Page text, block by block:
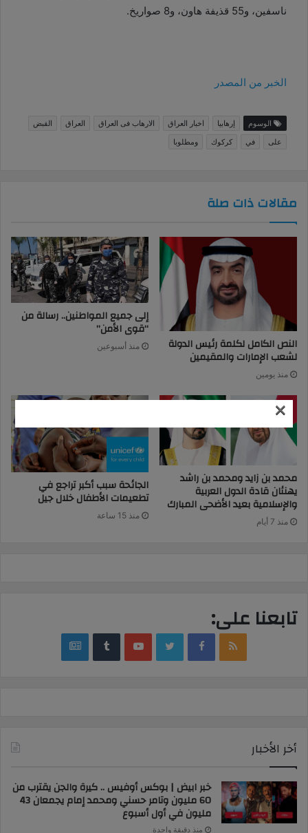
ناسفين، و55 قذيفة هاون، و8 صواريخ.
الخبر من المصدر
الوسوم إرهابيا اخبار العراق الارهاب فى العراق العراق
القبض
على
في كركوك ومطلوبا
مقالات ذات صلة
النص الكامل لكلمة رئيس الدولة
لشعب الإمارات والمقيمين
منذ يومين
إلى جميع المواطنين.. رسالة من
“قوى الأمن”
منذ أسبوعين
محمد بن زايد ومحمد بن راشد
يهنئان قادة الدول العربية
والإسلامية بعيد الأضحى المبارك
منذ 7 أيام
الجائحة سبب أكبر تراجع في
تطعيمات الأطفال خلال جيل
منذ 15 ساعة
تابعنا على:
RSS
Facebook
Twitter
YouTube
‏Tumblr
google
أخر الأخبار
خبر ابيض | بوكس أوفيس .. كيرة والجن يقترب من
60 مليون وتامر حسني ومحمد إمام يجمعان 43
مليون في أول أسبوع
منذ دقيقة واحدة
×